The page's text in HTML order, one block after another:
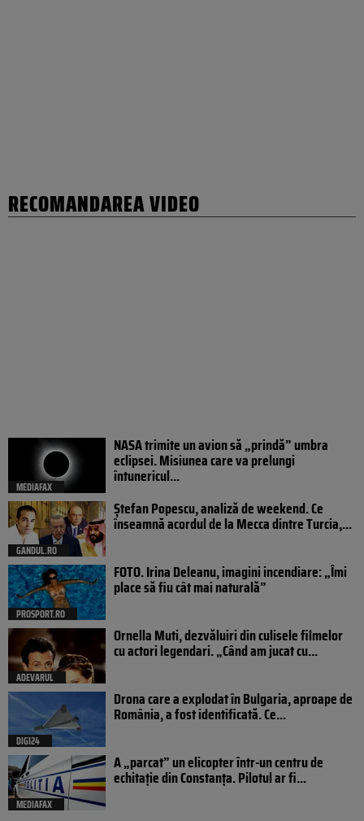
RECOMANDAREA VIDEO
MEDIAFAX
NASA trimite un avion să „prindă” umbra
eclipsei. Misiunea care va prelungi
întunericul...
GANDUL.RO
Ștefan Popescu, analiză de weekend. Ce
înseamnă acordul de la Mecca dintre Turcia,...
PROSPORT.RO
FOTO. Irina Deleanu, imagini incendiare: „Îmi
place să fiu cât mai naturală”
ADEVARUL
Ornella Muti, dezvăluiri din culisele filmelor
cu actori legendari. „Când am jucat cu...
DIGI24
Drona care a explodat în Bulgaria, aproape de
România, a fost identificată. Ce...
MEDIAFAX
A „parcat” un elicopter într-un centru de
echitație din Constanța. Pilotul ar fi...